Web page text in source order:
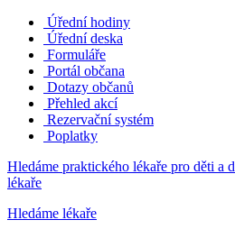
Úřední hodiny
Úřední deska
Formuláře
Portál občana
Dotazy občanů
Přehled akcí
Rezervační systém
Poplatky
Hledáme praktického lékaře pro děti a
lékaře
Hledáme lékaře